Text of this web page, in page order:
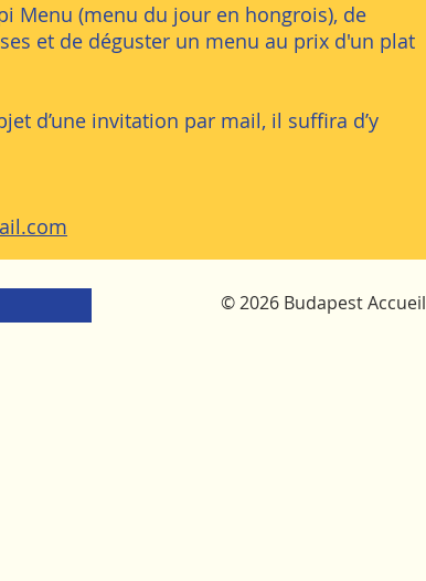
Menu (menu du jour en hongrois), de
et de déguster un menu au prix d'un plat
d’une invitation par mail, il suffira d’y
© 2026 Budapest Accueil